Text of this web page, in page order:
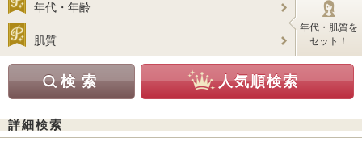
年代・年齢
肌質
年代・肌質を
セット！
詳細検索